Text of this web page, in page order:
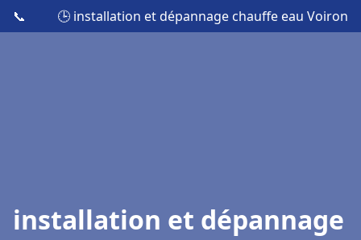
📞 🕒 installation et dépannage chauffe eau Voiron
installation et dépannage